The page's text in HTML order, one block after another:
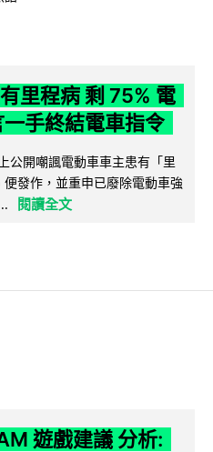
里程病 剩 75% 電
手終結電車指令
公開嘲諷電動車車主患有「里
發作，並重申已廢除電動車強
閱讀全文
遊戲建議 分析: